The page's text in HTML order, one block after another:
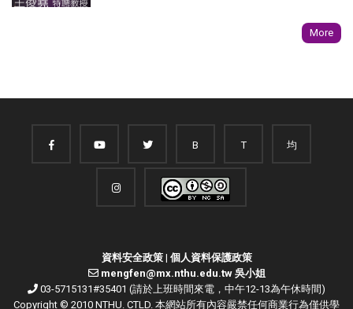
More
B T 均
資料安全政策| 個人資料保護政策
mengfen@mx.nthu.edu.tw 吳小姐
03-5715131#35401 (請於上班時間來電，中午12-13為午休時間)
Copyright © 2010 NTHU. CTLD. 本網站所有內容嚴禁任何商業行為僅供學